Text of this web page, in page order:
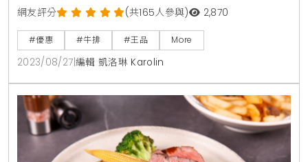
血，即可獲得限量西堤套餐5折券，如果是首捐族或捐
500CC全血，再加贈西堤品牌保溫袋1個，每日限量50
個，贈完為止。王品集團滿30週年，目標募血3萬袋，
首先在2月攜手「WBC棒球經典賽」，鼓勵民眾捐血獻
愛，已成功募到近2.7萬袋熱血，本周末(8/26)起，
「西堤牛排」再次大方提供2萬張「愛心5折
網友評分 (共165人參與) 2,870
#優惠 #牛排 #王品 More
2023/08/27 編輯 凱洛琳 Karolin